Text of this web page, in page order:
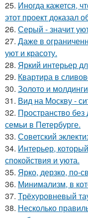
25. Иногда кажется,
этот проект доказал
26. Серый - значит
27. Даже в
уют и красоту.
28. Яркий интерьер
29. Квартира в
30. Золото и
31. Вид на Москву -
32. Пространство
семьи в Петербурге.
33. Советский
34. Интерьер,
спокойствия и уюта.
35. Ярко, дерзко, по-
36. Минимализм, в
37. Трёхуровневый
38. Несколько